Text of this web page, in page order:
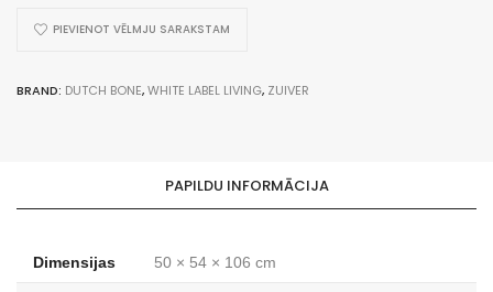
Old PIEVIENOT VĒLMJU SARAKSTAM
BRAND: DUTCH BONE,WHITE LABEL LIVING, ZUIVER
PAPILDU INFORMĀCIJA
Dimensijas 50 × 54 × 106 cm